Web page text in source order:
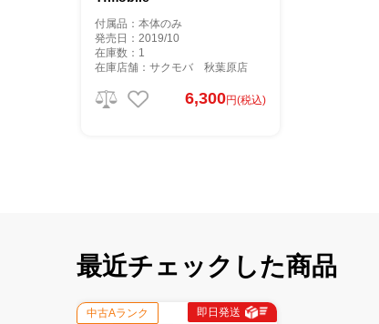
付属品：本体のみ
発売日：2019/10
在庫数：1
在庫店舗：サクモバ 秋葉原店
6,300円(税込)
最近チェックした商品
中古Aランク 即日発送